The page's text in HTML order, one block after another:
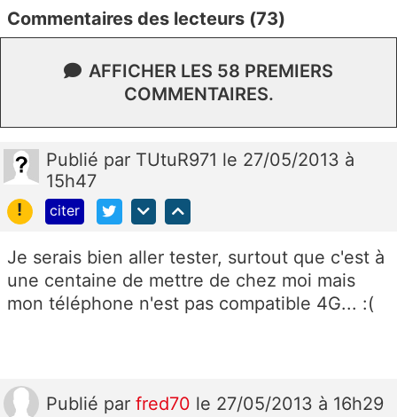
Commentaires des lecteurs (73)
AFFICHER LES 58 PREMIERS
COMMENTAIRES.
Publié par TUtuR971 le 27/05/2013 à
15h47
!
citer
Je serais bien aller tester, surtout que c'est à
une centaine de mettre de chez moi mais
mon téléphone n'est pas compatible 4G... :(
Publié par fred70 le 27/05/2013 à 16h29